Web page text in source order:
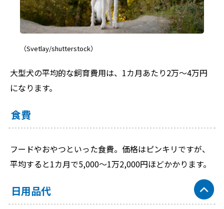
（Svetlay/shutterstock）
大型犬の平均的な飼育費用は、1カ月あたり2万～4万円
になります。
食費
フードやおやつといった食費。価格はピンキリですが、
平均すると1カ月で5,000～1万2,000円ほどかかります。
日用品代